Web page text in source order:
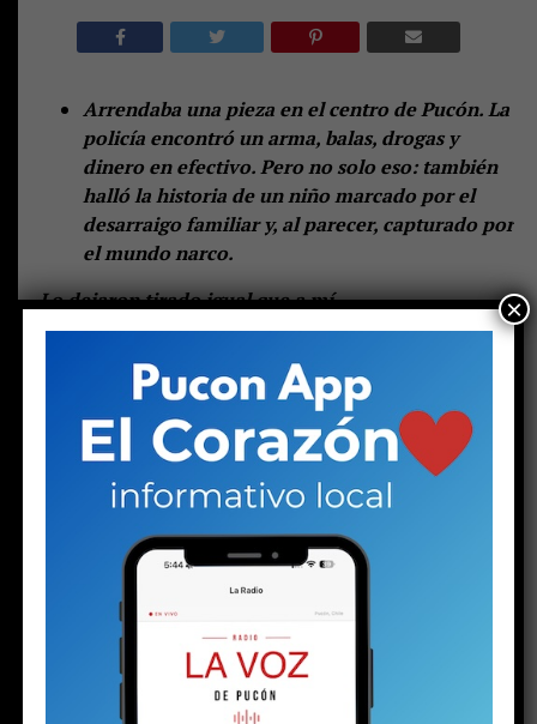
Arrendaba una pieza en el centro de Pucón. La
policía encontró un arma, balas, drogas y
dinero en efectivo. Pero no solo eso: también
halló la historia de un niño marcado por el
desarraigo familiar y, al parecer, capturado por
el mundo narco.
—Lo dejaron tirado igual que a mí.
del tribunal de Pucón suenan duras. Las escuchan otras
dos mujeres: una de mediana edad y otra mayor. Las tres
se muerden los labios, como haciendo un esfuerzo por
contener las lágrimas. Pero la mayor no puede.Una
gota brota de sus ojos y rueda lentamente por su
rostro está endurecido. Se nota rabia, enojo e
impotencia. Quizás todo al mismo tiempo. Pero la
parte del enojo aumenta cuando un hombre llega a
Ambos son los progenitores del
años detenido el martes con un arma y drogas, en el
contexto de la investigación por la
×